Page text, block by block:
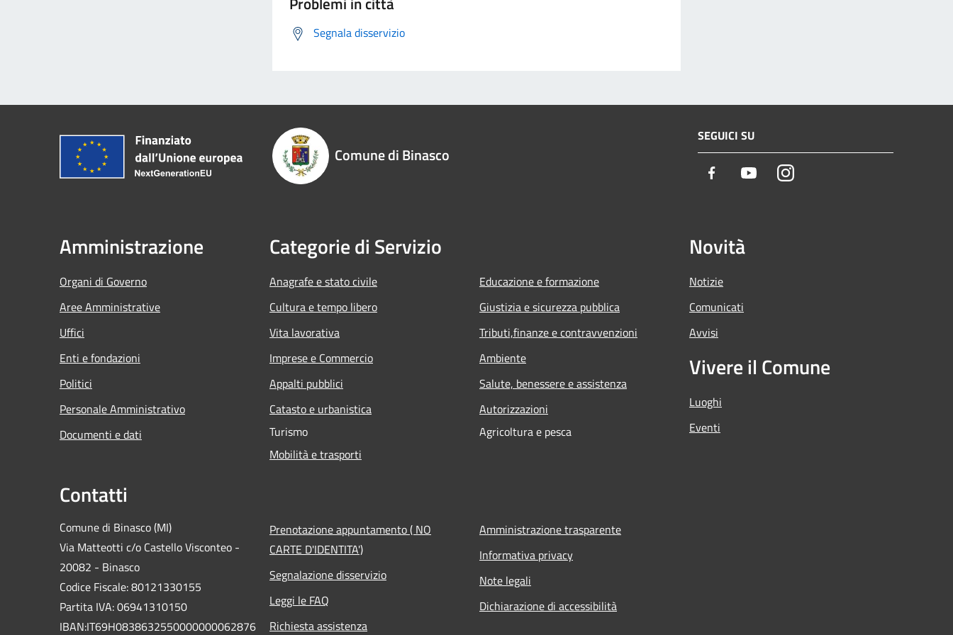
Segnala disservizio
Comune di Binasco
SEGUICI SU
Facebook YoutubeInstagram
Amministrazione
Organi di Governo
Aree Amministrative
Uffici
Enti e fondazioni
Politici
Personale Amministrativo
Documenti e dati
Categorie di Servizio
Anagrafe e stato civile
Cultura e tempo libero
Vita lavorativa
Imprese e Commercio
Appalti pubblici
Catasto e urbanistica
Turismo
Mobilità e trasporti
Educazione e formazione
Giustizia e sicurezza pubblica
Tributi,finanze e contravvenzioni
Ambiente
Salute, benessere e assistenza
Autorizzazioni
Agricoltura e pesca
Novità
Notizie
Comunicati
Avvisi
Vivere il Comune
Luoghi
Eventi
Contatti
Comune di Binasco (MI)
Via Matteotti c/o Castello Visconteo -
20082 - Binasco
Codice Fiscale: 80121330155
Partita IVA: 06941310150
IBAN:IT69H0838632550000000062876
Prenotazione appuntamento ( NO
CARTE D'IDENTITA')
Segnalazione disservizio
Leggi le FAQ
Richiesta assistenza
Amministrazione trasparente
Informativa privacy
Note legali
Dichiarazione di accessibilità